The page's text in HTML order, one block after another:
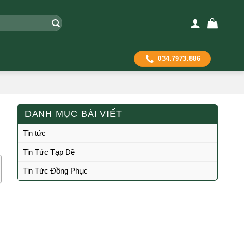
034.7973.886
DANH MỤC BÀI VIẾT
Tin tức
Tin Tức Tạp Dề
Tin Tức Đồng Phục